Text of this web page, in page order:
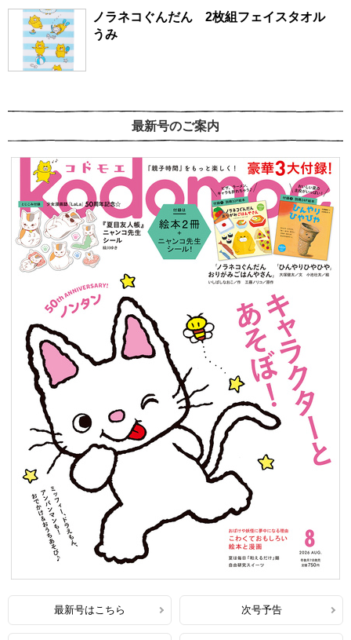
ノラネコぐんだん 2枚組フェイスタオル
うみ
最新号のご案内
最新号はこちら 次号予告